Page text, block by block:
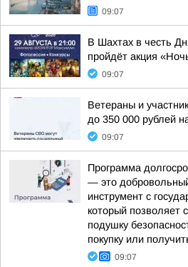
09:07
В Шахтах в честь
пройдёт акция
09:07
Ветераны и
до 350 000 рублей
09:07
Программа
— это
инструмент с
который
подушку
покупку или
09:07